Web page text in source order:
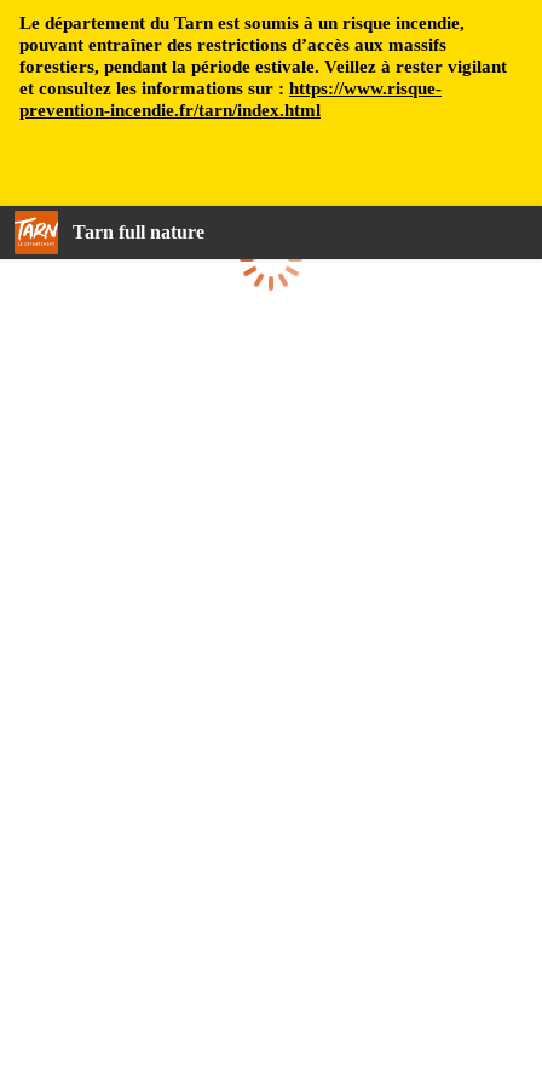
Le département du Tarn est soumis à un risque incendie,
pouvant entraîner des restrictions d’accès aux massifs
forestiers, pendant la période estivale. Veillez à rester vigilant
et consultez les informations sur : https://www.risque-
prevention-incendie.fr/tarn/index.html
Tarn full nature
Loading